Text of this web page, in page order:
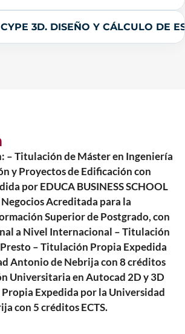
3D. DISEÑO Y CÁLCULO DE
– Titulación de Máster en Ingeniería
y Proyectos de Edificación con
por EDUCA BUSINESS SCHOOL
Negocios Acreditada para la
Superior de Postgrado, con
a Nivel Internacional – Titulación
– Titulación Propia Expedida
Antonio de Nebrija con 8 créditos
Universitaria en Autocad 2D y 3D
Expedida por la Universidad
con 5 créditos ECTS.